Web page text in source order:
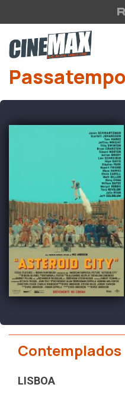
Saltar para o conteúdo
Contemplados
LISBOA